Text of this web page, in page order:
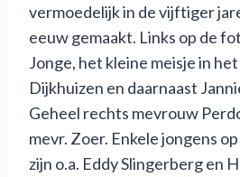
vermoedelijk in de vijftiger
eeuw gemaakt. Links op de
Jonge, het kleine meisje in
Dijkhuizen en daarnaast
Geheel rechts mevrouw
mevr. Zoer. Enkele jongens
zijn o.a. Eddy Slingerberg en